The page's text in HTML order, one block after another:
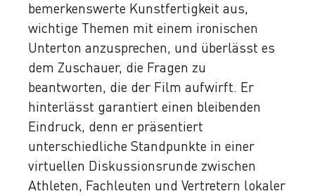
bemerkenswerte Kunstfertigkeit aus,
wichtige Themen mit einem ironischen
Unterton anzusprechen, und überlässt es
dem Zuschauer, die Fragen zu
beantworten, die der Film aufwirft. Er
hinterlässt garantiert einen bleibenden
Eindruck, denn er präsentiert
unterschiedliche Standpunkte in einer
virtuellen Diskussionsrunde zwischen
Athleten, Fachleuten und Vertretern lokaler